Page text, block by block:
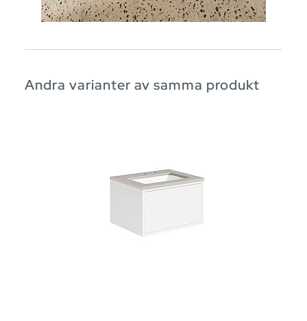
Andra varianter av samma produkt